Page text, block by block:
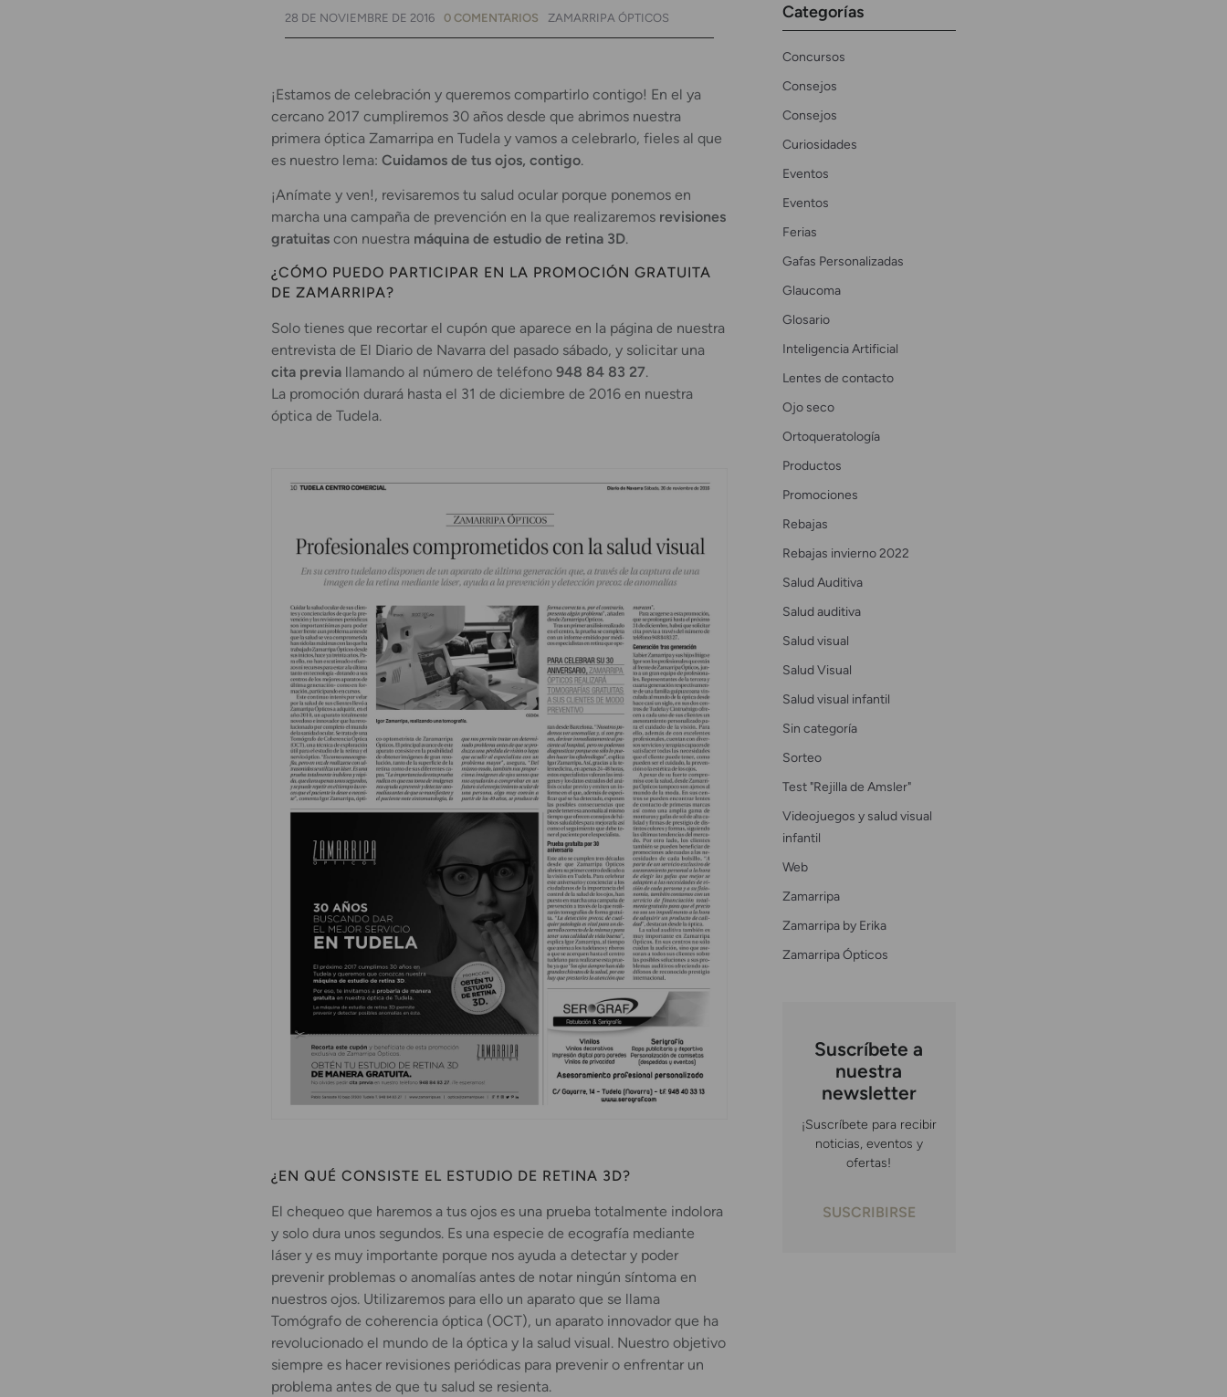
28 DE NOVIEMBRE DE 2016 0 COMENTARIOS ZAMARRIPA ÓPTICOS
¡Estamos de celebración y queremos compartirlo contigo! En el ya
cercano 2017 cumpliremos 30 años desde que abrimos nuestra
primera óptica Zamarripa en Tudela y vamos a celebrarlo, fieles al que
es nuestro lema: Cuidamos de tus ojos, contigo.
¡Anímate y ven!, revisaremos tu salud ocular porque ponemos en
marcha una campaña de prevención en la que realizaremos revisiones
gratuitas con nuestra máquina de estudio de retina 3D.
¿CÓMO PUEDO PARTICIPAR EN LA PROMOCIÓN GRATUITA
DE ZAMARRIPA?
Solo tienes que recortar el cupón que aparece en la página de nuestra
entrevista de El Diario de Navarra del pasado sábado, y solicitar una
cita previa llamando al número de teléfono 948 84 83 27.
La promoción durará hasta el 31 de diciembre de 2016 en nuestra
óptica de Tudela.
¿EN QUÉ CONSISTE EL ESTUDIO DE RETINA 3D?
El chequeo que haremos a tus ojos es una prueba totalmente indolora
y solo dura unos segundos. Es una especie de ecografía mediante
láser y es muy importante porque nos ayuda a detectar y poder
prevenir problemas o anomalías antes de notar ningún síntoma en
nuestros ojos. Utilizaremos para ello un aparato que se llama
Tomógrafo de coherencia óptica (OCT), un aparato innovador que ha
revolucionado el mundo de la óptica y la salud visual. Nuestro objetivo
siempre es hacer revisiones periódicas para prevenir o enfrentar un
problema antes de que tu salud se resienta.
Categorías
Concursos
Consejos
Consejos
Curiosidades
Eventos
Eventos
Ferias
Gafas Personalizadas
Glaucoma
Glosario
Inteligencia Artificial
Lentes de contacto
Ojo seco
Ortoqueratología
Productos
Promociones
Rebajas
Rebajas invierno 2022
Salud Auditiva
Salud auditiva
Salud visual
Salud Visual
Salud visual infantil
Sin categoría
Sorteo
Test "Rejilla de Amsler"
Videojuegos y salud visual
infantil
Web
Zamarripa
Zamarripa by Erika
Zamarripa Ópticos
Suscríbete a
nuestra
newsletter
¡Suscríbete para recibir
noticias, eventos y
ofertas!
SUSCRIBIRSE